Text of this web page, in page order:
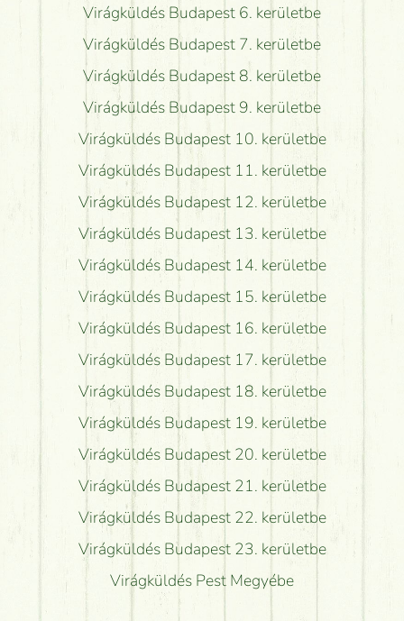
Virágküldés Budapest 6. kerületbe
Virágküldés Budapest 7. kerületbe
Virágküldés Budapest 8. kerületbe
Virágküldés Budapest 9. kerületbe
Virágküldés Budapest 10. kerületbe
Virágküldés Budapest 11. kerületbe
Virágküldés Budapest 12. kerületbe
Virágküldés Budapest 13. kerületbe
Virágküldés Budapest 14. kerületbe
Virágküldés Budapest 15. kerületbe
Virágküldés Budapest 16. kerületbe
Virágküldés Budapest 17. kerületbe
Virágküldés Budapest 18. kerületbe
Virágküldés Budapest 19. kerületbe
Virágküldés Budapest 20. kerületbe
Virágküldés Budapest 21. kerületbe
Virágküldés Budapest 22. kerületbe
Virágküldés Budapest 23. kerületbe
Virágküldés Pest Megyébe